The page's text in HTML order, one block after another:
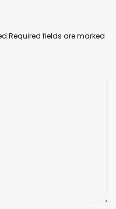
fields are marked